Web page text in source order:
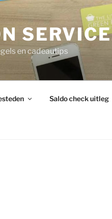
SERVICE
en cadeautips
Saldo check uitleg